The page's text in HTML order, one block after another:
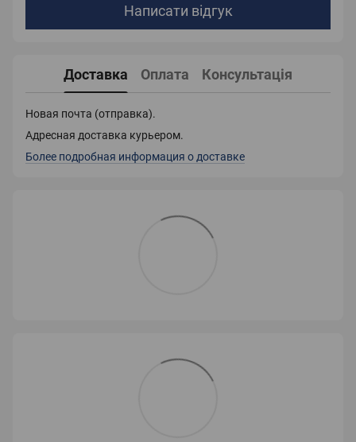
Написати відгук
Доставка Оплата Консультація
Новая почта (отправка).
Адресная доставка курьером.
Более подробная информация о доставке